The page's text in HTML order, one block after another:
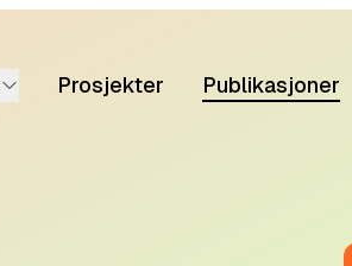
Prosjekter Publikasjoner